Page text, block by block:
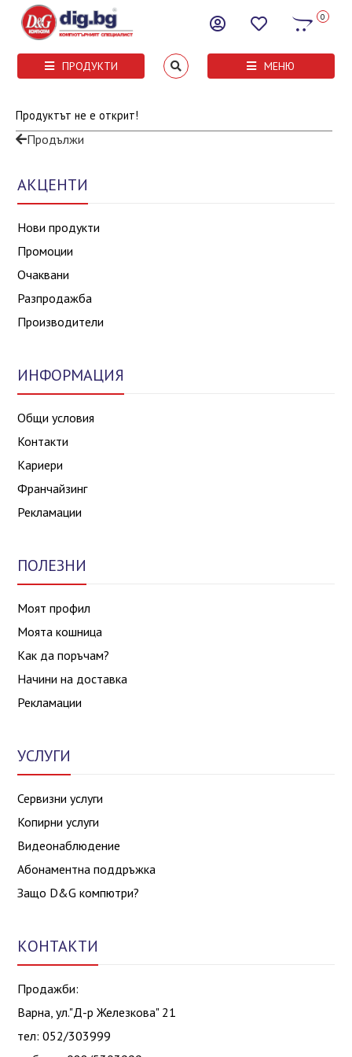
0
ПРОДУКТИ МЕНЮ
Продуктът не е открит!
Продължи
АКЦЕНТИ
Нови продукти
Промоции
Очаквани
Разпродажба
Производители
ИНФОРМАЦИЯ
Общи условия
Контакти
Кариери
Франчайзинг
Рекламации
ПОЛЕЗНИ
Моят профил
Моята кошница
Как да поръчам?
Начини на доставка
Рекламации
УСЛУГИ
Сервизни услуги
Копирни услуги
Видеонаблюдение
Абонаментна поддръжка
Защо D&G компютри?
КОНТАКТИ
Продажби:
Варна, ул."Д-р Железкова" 21
тел: 052/303999